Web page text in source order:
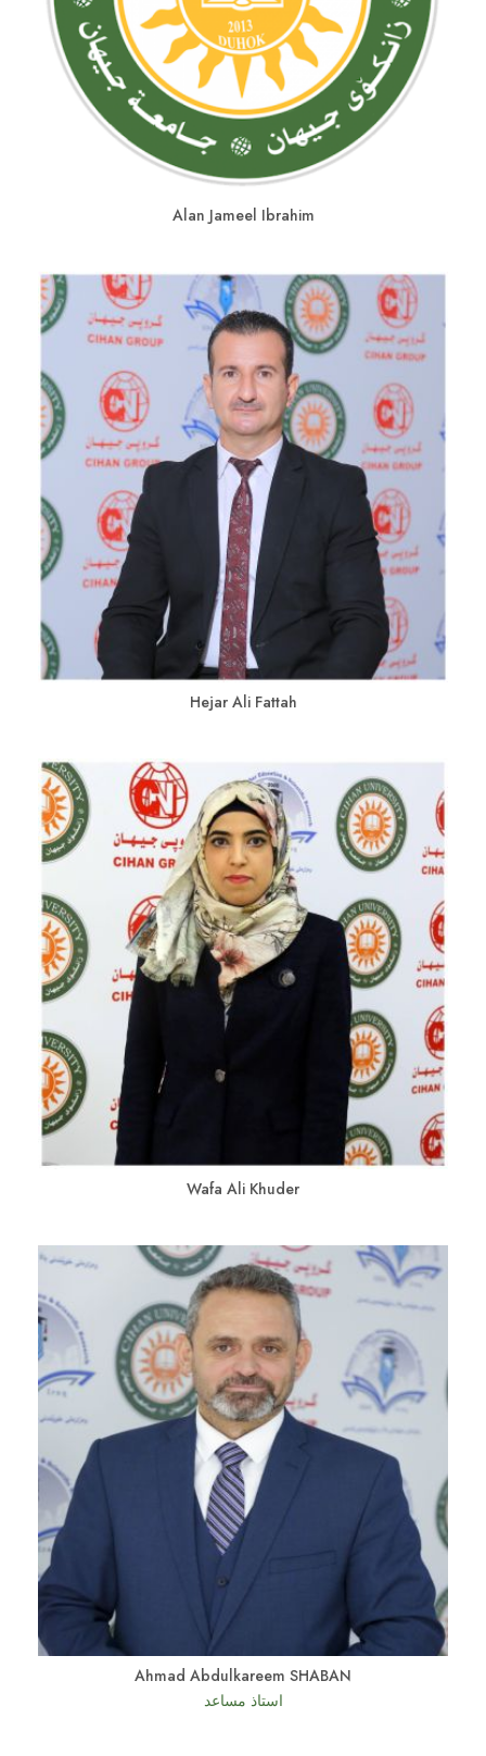
Alan Jameel Ibrahim
Hejar Ali Fattah
Wafa Ali Khuder
Ahmad Abdulkareem SHABAN
استاذ مساعد